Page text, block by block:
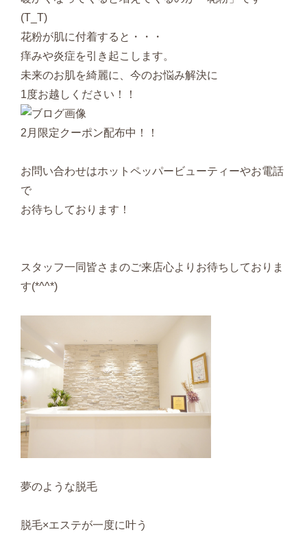
(T_T)
花粉が肌に付着すると・・・
痒みや炎症を引き起こします。
未来のお肌を綺麗に、今のお悩み解決に
1度お越しください！！
2月限定クーポン配布中！！
お問い合わせはホットペッパービューティーやお電話
で
お待ちしております！
スタッフ一同皆さまのご来店心よりお待ちしておりま
す(*^^*)
夢のような脱毛
脱毛×エステが一度に叶う